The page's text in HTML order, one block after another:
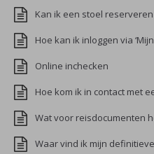
Kan ik een stoel
Hoe kan ik inloggen via
Online inchecken
Hoe kom ik in contact met
Wat voor reisdocumenten
Waar vind ik mijn